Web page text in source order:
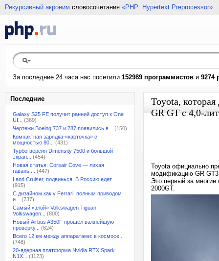
Рекурсивный акроним словосочетания «PHP: Hypertext Preprocessor»
За последние 24 часа нас посетили 152989 программистов и 9274
Последние
Galaxy S25 FE получит ранний доступ к One
UI...
(369)
Чертежи Boeing 737 и 787 появились в...
(150)
Компактная зарядка-«карточка» с
мощностью 80...
(431)
Турбо-версия Dimensity 7500 и большой
экран...
(454)
Новая статья: Corsair Cove — лихая
гавань....
(447)
Land Cruiser, подвинься. В Россию едет...
(915)
С дизайном как у Ferrari, полным приводом
и...
(737)
Самый «злой» Volkswagen Tiguan:
Volkswagen...
(800)
Новый Airbus A350F прошел важнейшую
проверку...
(624)
Всего 12 км между аппаратами: в космосе...
(748)
20-ядерная платформа Nvidia RTX Spark
N1X...
(1123)
Toyota,
GR GT c 4,0-
Toyota официально
модификацию GR
Это первый за
2000GT.